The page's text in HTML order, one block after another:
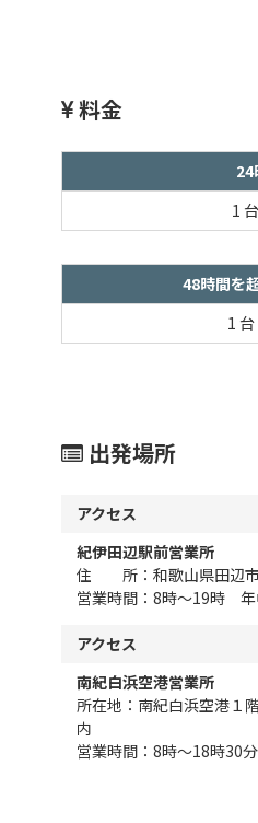
料金
24
1 台
48時間を
1 台
出発場所
アクセス
紀伊田辺駅前営業所
住 所：和歌山県田辺
営業時間：8時～19時
アクセス
南紀白浜空港営業所
所在地：南紀白浜空港１
内
営業時間：8時～18時30